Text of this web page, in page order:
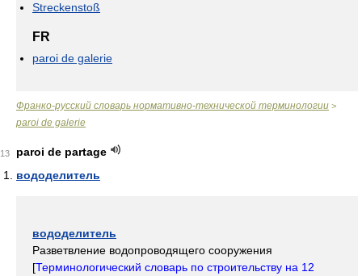
Streckenstoß
FR
paroi de galerie
Франко-русский словарь нормативно-технической терминологии >
paroi de galerie
13
paroi de partage
вододелитель
вододелитель
Разветвление водопроводящего сооружения
[Терминологический словарь по строительству на 12